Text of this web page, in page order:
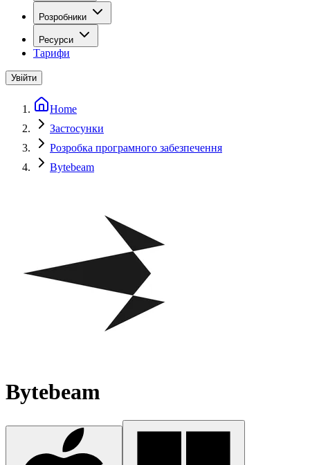
Розробники
Ресурси
Тарифи
Увійти
Home
Застосунки
Розробка програмного забезпечення
Bytebeam
Bytebeam